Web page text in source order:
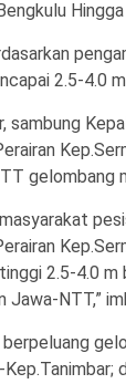
2.5-4.0
sambung
gelombang
2.5-4.0 m
Jawa-NTT,”